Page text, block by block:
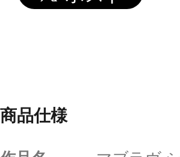
商品仕様